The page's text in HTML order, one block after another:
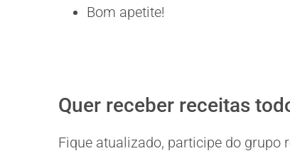
Bom apetite!
Quer receber receitas
Fique atualizado, participe do grupo